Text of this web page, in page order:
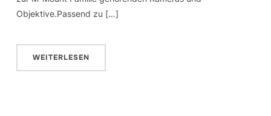
Objektive.Passend zu […]
WEITERLESEN